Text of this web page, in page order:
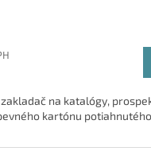
na katalógy,
kartónu potiahnutého